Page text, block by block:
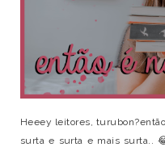
Heeey leitores,
surta e surta e mais surta..